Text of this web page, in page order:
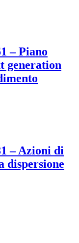
– Piano
generation
– Azioni di
dispersione